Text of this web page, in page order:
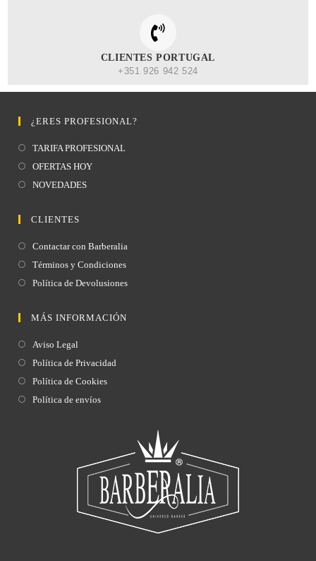
CLIENTES PORTUGAL
+351 926 942 524
MÁS INFORMACIÓN
Aviso Legal
Política de Privacidad
Política de Cookies
Política de envíos
CLIENTES
Contactar con Barberalia
Términos y Condiciones
Política de Devolusiones
¿ERES PROFESIONAL?
TARIFA PROFESIONAL
OFERTAS HOY
NOVEDADES